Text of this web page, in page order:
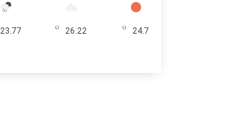
24.7
26.22
23.77